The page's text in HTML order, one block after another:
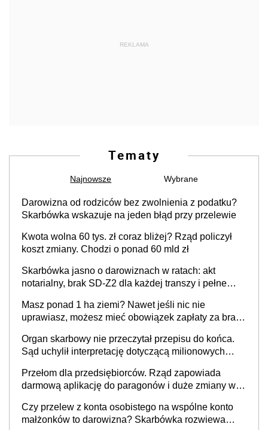
REKLAMA
Tematy
Najnowsze Wybrane
Darowizna od rodziców bez zwolnienia z podatku?
Skarbówka wskazuje na jeden błąd przy przelewie
Kwota wolna 60 tys. zł coraz bliżej? Rząd policzył
koszt zmiany. Chodzi o ponad 60 mld zł
Skarbówka jasno o darowiznach w ratach: akt
notarialny, brak SD-Z2 dla każdej transzy i pełne
Masz ponad 1 ha ziemi? Nawet jeśli nic nie
uprawiasz, możesz mieć obowiązek zapłaty za brak
Organ skarbowy nie przeczytał przepisu do końca.
Sąd uchylił interpretację dotyczącą milionowych
Przełom dla przedsiębiorców. Rząd zapowiada
darmową aplikację do paragonów i duże zmiany w
Czy przelew z konta osobistego na wspólne konto
małżonków to darowizna? Skarbówka rozwiewa